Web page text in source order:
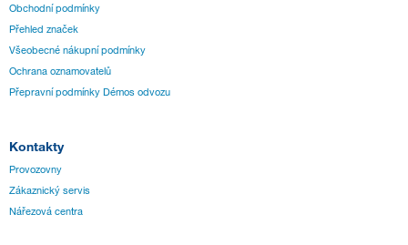
Obchodní podmínky
Přehled značek
Všeobecné nákupní podmínky
Ochrana oznamovatelů
Přepravní podmínky Démos odvozu
Kontakty
Provozovny
Zákaznický servis
Nářezová centra